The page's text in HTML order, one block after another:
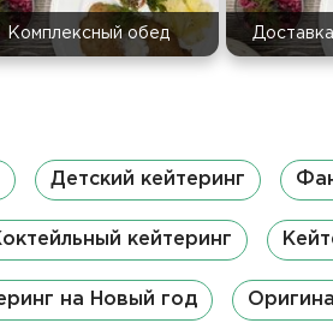
Комплексный обед
Детский кейтеринг
кейтеринг
на Новый год